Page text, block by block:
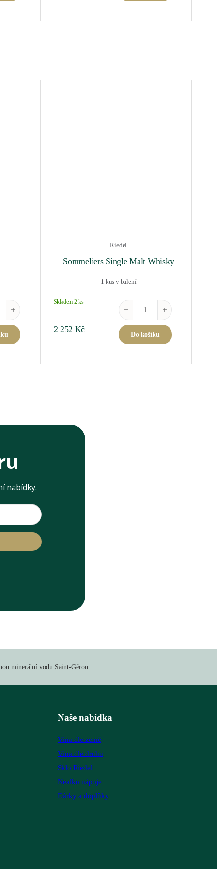
množství
Riedel
Sommeliers Single Malt Whisky
1 kus v balení
Skladem 2 ks
2 252 Kč
Sommeliers Single Malt
Do košíku
nabídky.
minerální vodu Saint-Géron.
Naše nabídka
Vína dle země
Vína dle druhu
Sklo Riedel
Nealko nápoje
Dárky a doplňky